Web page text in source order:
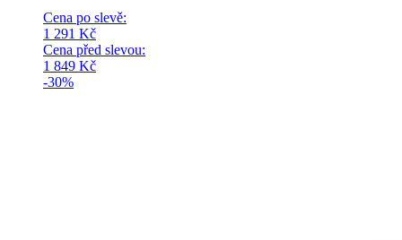
Cena po slevě:
1 291 Kč
Cena před slevou:
1 849 Kč
-30%